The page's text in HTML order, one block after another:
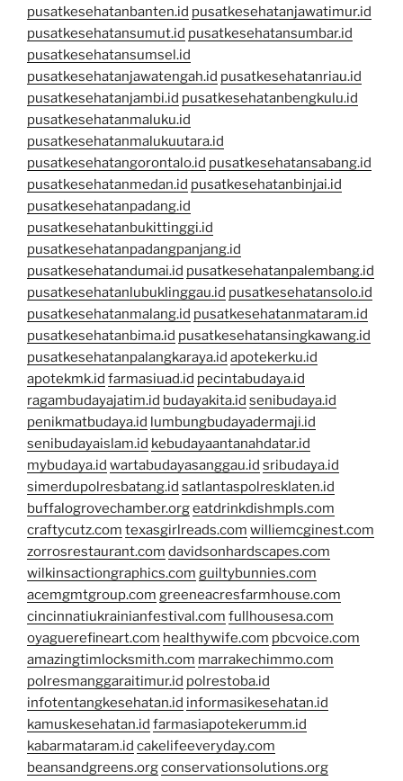
pusatkesehatanbanten.id pusatkesehatanjawatimur.id
pusatkesehatansumut.id pusatkesehatansumbar.id
pusatkesehatansumsel.id
pusatkesehatanjawatengah.id pusatkesehatanriau.id
pusatkesehatanjambi.id pusatkesehatanbengkulu.id
pusatkesehatanmaluku.id
pusatkesehatanmalukuutara.id
pusatkesehatangorontalo.id pusatkesehatansabang.id
pusatkesehatanmedan.id pusatkesehatanbinjai.id
pusatkesehatanpadang.id
pusatkesehatanbukittinggi.id
pusatkesehatanpadangpanjang.id
pusatkesehatandumai.id pusatkesehatanpalembang.id
pusatkesehatanlubuklinggau.id pusatkesehatansolo.id
pusatkesehatanmalang.id pusatkesehatanmataram.id
pusatkesehatanbima.id pusatkesehatansingkawang.id
pusatkesehatanpalangkaraya.id apotekerku.id
apotekmk.id farmasiuad.id pecintabudaya.id
ragambudayajatim.id budayakita.id senibudaya.id
penikmatbudaya.id lumbungbudayadermaji.id
senibudayaislam.id kebudayaantanahdatar.id
mybudaya.id wartabudayasanggau.id sribudaya.id
simerdupolresbatang.id satlantaspolresklaten.id
buffalogrovechamber.orgeatdrinkdishmpls.com
craftycutz.com texasgirlreads.com williemcginest.com
zorrosrestaurant.com davidsonhardscapes.com
wilkinsactiongraphics.com guiltybunnies.com
acemgmtgroup.com greeneacresfarmhouse.com
cincinnatiukrainianfestival.com fullhousesa.com
oyaguerefineart.com healthywife.com pbcvoice.com
amazingtimlocksmith.com marrakechimmo.com
polresmanggaraitimur.id polrestoba.id
infotentangkesehatan.id informasikesehatan.id
kamuskesehatan.id farmasiapotekerumm.id
kabarmataram.id cakelifeeveryday.com
beansandgreens.orgconservationsolutions.org